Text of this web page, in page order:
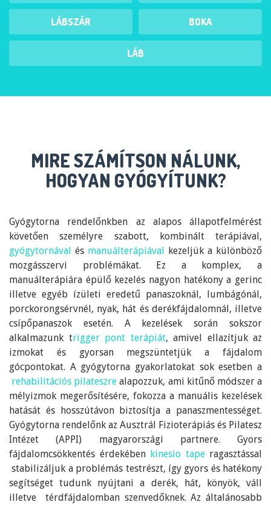
LÁBSZÁR BOKA
LÁB
MIRE SZÁMÍTSON NÁLUNK,
HOGYAN GYÓGYÍTUNK?
Gyógytorna rendelőnkben az alapos állapotfelmérést
követően személyre szabott, kombinált terápiával,
gyógytornával és manuálterápiával kezeljük a különböző
mozgásszervi problémákat. Ez a komplex, a
manuálterápiára épülő kezelés nagyon hatékony a gerinc
illetve egyéb ízületi eredetű panaszoknál, lumbágónál,
porckorongsérvnél, nyak, hát és derékfájdalomnál, illetve
csípőpanaszok esetén. A kezelések során sokszor
alkalmazunk trigger pont terápiát, amivel ellazítjuk az
izmokat és gyorsan megszüntetjük a fájdalom
gócpontokat. A gyógytorna gyakorlatokat sok esetben a
rehabilitációs pilateszre alapozzuk, ami kitűnő módszer a
mélyizmok megerősítésére, fokozza a manuális kezelések
hatását és hosszútávon biztosítja a panaszmentességet.
Gyógytorna rendelőnk az Ausztrál Fizioterápiás és Pilatesz
Intézet (APPI) magyarországi partnere. Gyors
fájdalomcsökkentés érdekében kinesio taperagasztással
stabilizáljuk a problémás testrészt, így gyors és hatékony
segítséget tudunk nyújtani a derék, hát, könyök, váll
illetve térdfájdalomban szenvedőknek. Az általánosabb